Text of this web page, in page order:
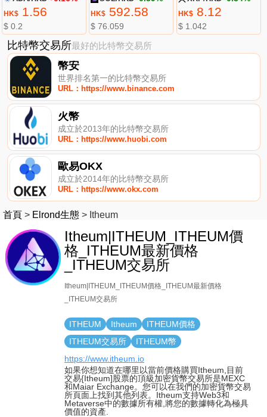
HK$1.56
$ 0.2
HK$ 592.58
$ 76.059
HK$8.12
$ 1.042
比特幣交易所最好的比特幣交易所
幣安
世界排名第一的比特幣交易所
URL：https://www.binance.com
火幣
成立於2013年的比特幣交易所
URL：https://www.huobi.com
歐易OKX
成立於2014年的比特幣交易所
URL：https://www.okx.com
首頁 > Elrond生態 > Itheum
Itheum|ITHEUM_ITHEUM價
格_ITHEUM最新價格
_ITHEUM交易所
Itheum|ITHEUM_ITHEUM價格_ITHEUM最新價格
_ITHEUM交易所
ITHEUM Itheum
ITHEUM價格
ITHEUM交易所
ITHEUM幣
https://www.itheum.io
如果你想知道在哪里以當前價格購買Itheum,目前
交易{Itheum]股票的頂級加密貨幣交易所是MEXC
和Maiar Exchange。您可以在我們的加密貨幣交易
所頁面上找到其他列表。Itheum支持Web3和
Metaverse中的數據所有權,將您的數據轉化為極具
價值的資產.